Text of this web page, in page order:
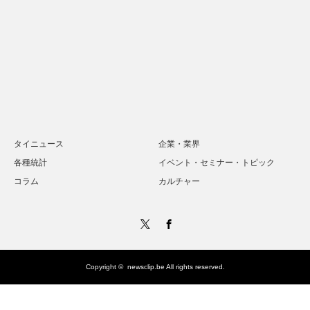
タイニュース
企業・業界
各種統計
イベント・セミナー・トピック
コラム
カルチャー
Copyright © newsclip.be All rights reserved.